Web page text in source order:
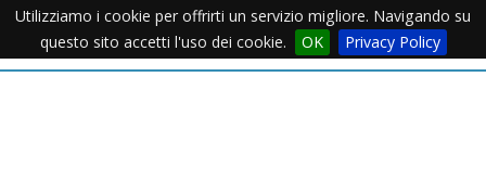
Utilizziamo i cookie per offrirti un servizio migliore. Navigando su
questo sito accetti l'uso dei cookie.
OK Privacy PolicyMenu